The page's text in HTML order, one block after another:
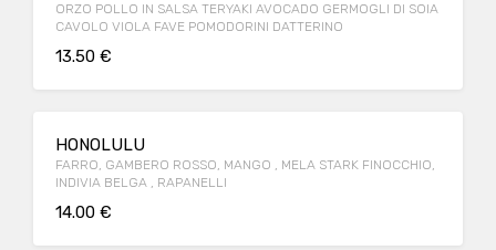
ORZO POLLO IN SALSA TERYAKI AVOCADO GERMOGLI DI SOIA
CAVOLO VIOLA FAVE POMODORINI DATTERINO
13.50 €
HONOLULU
FARRO, GAMBERO ROSSO, MANGO , MELA STARK FINOCCHIO,
INDIVIA BELGA , RAPANELLI
14.00 €